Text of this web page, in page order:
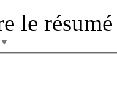
le
▼